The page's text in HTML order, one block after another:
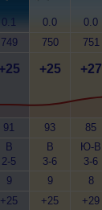
0.1
749
+25
91
В
2-5
9
+25
0.0
750
+25
93
В
3-6
9
+25
0.0
751
+27
85
Ю-В
3-6
8
+29